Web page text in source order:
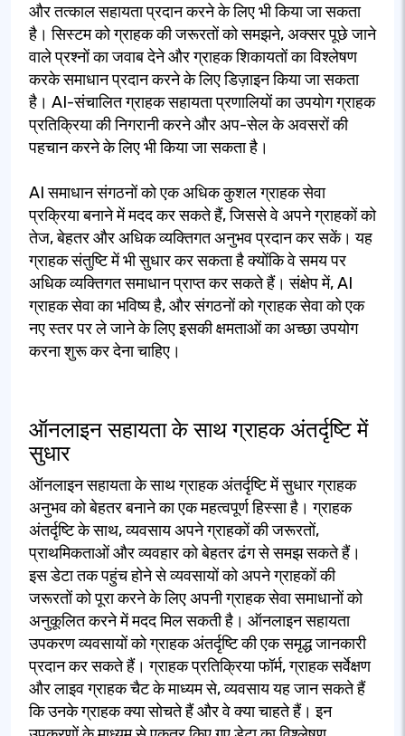
और तत्काल सहायता प्रदान करने के लिए भी किया जा सकता
है। सिस्टम को ग्राहक की जरूरतों को समझने, अक्सर पूछे जाने
वाले प्रश्नों का जवाब देने और ग्राहक शिकायतों का विश्लेषण
करके समाधान प्रदान करने के लिए डिज़ाइन किया जा सकता
है। AI-संचालित ग्राहक सहायता प्रणालियों का उपयोग ग्राहक
प्रतिक्रिया की निगरानी करने और अप-सेल के अवसरों की
पहचान करने के लिए भी किया जा सकता है।
AI समाधान संगठनों को एक अधिक कुशल ग्राहक सेवा
प्रक्रिया बनाने में मदद कर सकते हैं, जिससे वे अपने ग्राहकों को
तेज, बेहतर और अधिक व्यक्तिगत अनुभव प्रदान कर सकें। यह
ग्राहक संतुष्टि में भी सुधार कर सकता है क्योंकि वे समय पर
अधिक व्यक्तिगत समाधान प्राप्त कर सकते हैं। संक्षेप में, AI
ग्राहक सेवा का भविष्य है, और संगठनों को ग्राहक सेवा को एक
नए स्तर पर ले जाने के लिए इसकी क्षमताओं का अच्छा उपयोग
करना शुरू कर देना चाहिए।
ऑनलाइन सहायता के साथ ग्राहक अंतर्दृष्टि में
सुधार
ऑनलाइन सहायता के साथ ग्राहक अंतर्दृष्टि में सुधार ग्राहक
अनुभव को बेहतर बनाने का एक महत्वपूर्ण हिस्सा है। ग्राहक
अंतर्दृष्टि के साथ, व्यवसाय अपने ग्राहकों की जरूरतों,
प्राथमिकताओं और व्यवहार को बेहतर ढंग से समझ सकते हैं।
इस डेटा तक पहुंच होने से व्यवसायों को अपने ग्राहकों की
जरूरतों को पूरा करने के लिए अपनी ग्राहक सेवा समाधानों को
अनुकूलित करने में मदद मिल सकती है। ऑनलाइन सहायता
उपकरण व्यवसायों को ग्राहक अंतर्दृष्टि की एक समृद्ध जानकारी
प्रदान कर सकते हैं। ग्राहक प्रतिक्रिया फॉर्म, ग्राहक सर्वेक्षण
और लाइव ग्राहक चैट के माध्यम से, व्यवसाय यह जान सकते हैं
कि उनके ग्राहक क्या सोचते हैं और वे क्या चाहते हैं। इन